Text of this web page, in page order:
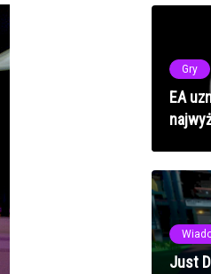
Gry
EA
Just